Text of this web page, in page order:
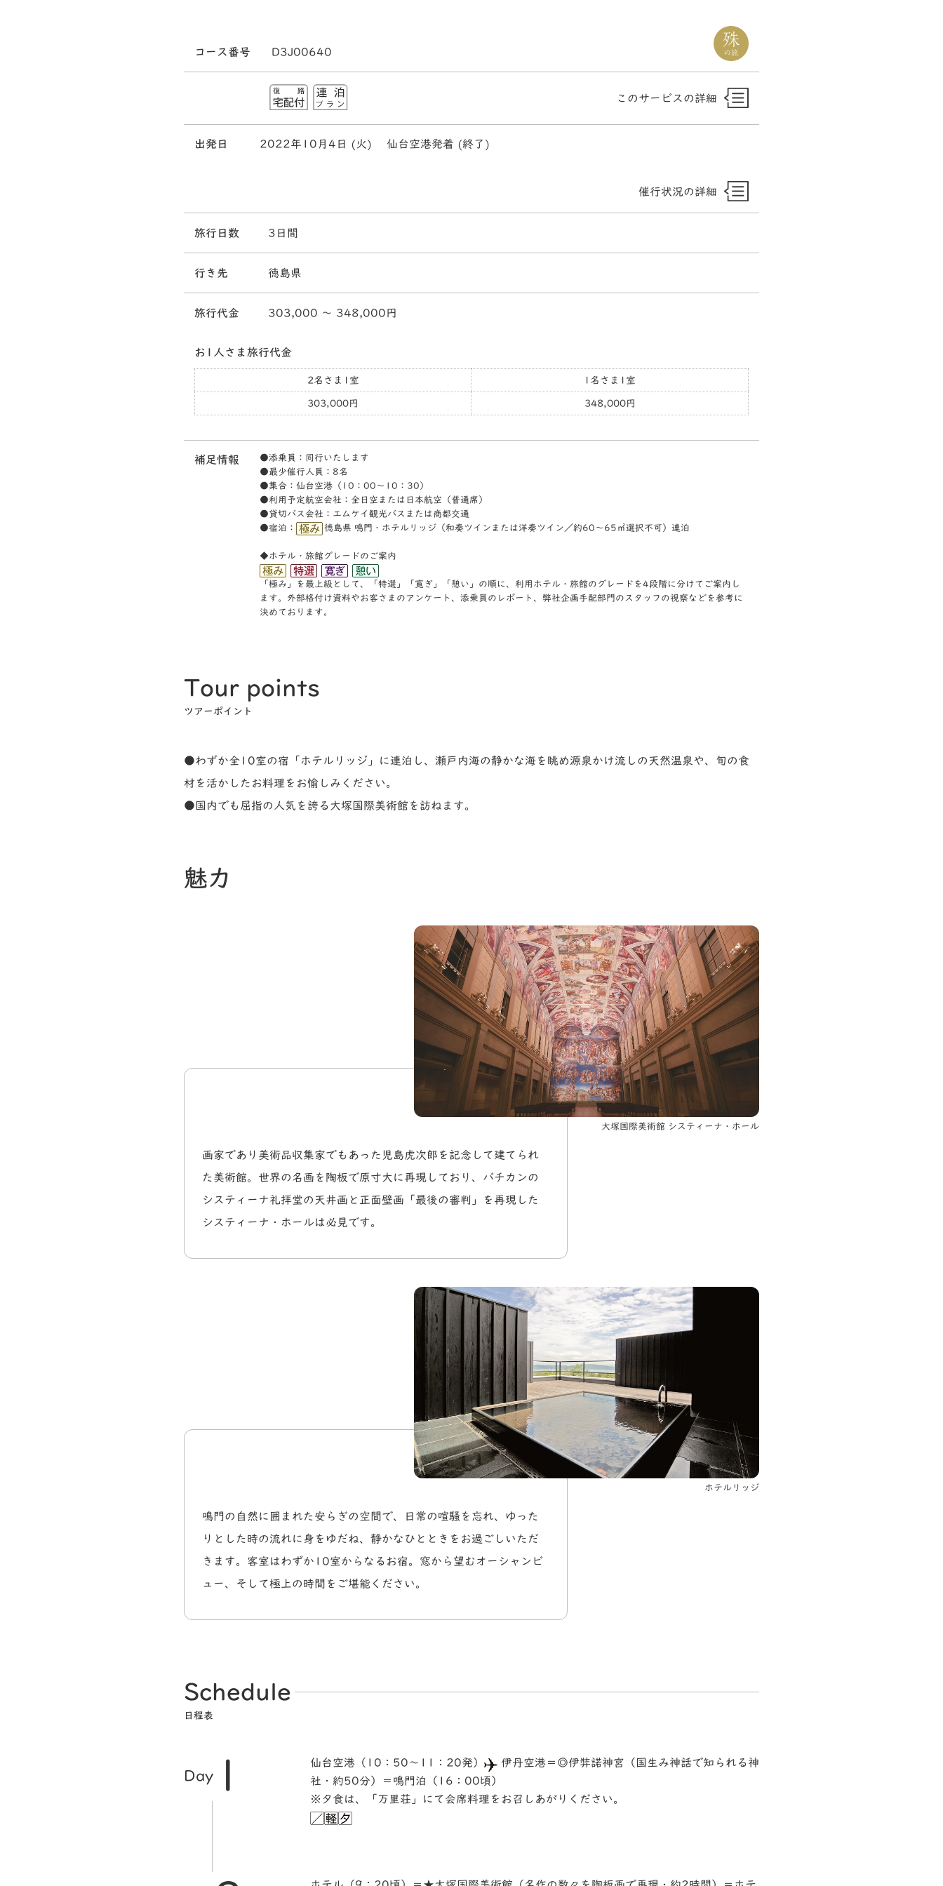
コース番号 D3J00640
このサービスの詳細
出発日 2022年10月4日 (火) 仙台空港発着 (終了)
催行状況の詳細
旅行日数 3日間
行き先 徳島県
旅行代金 303,000 〜 348,000円
お1人さま旅行代金
2名さま1室 1名さま1室
303,000円 348,000円
補足情報
●添乗員：同行いたします
●最少催行人員：8名
●集合：仙台空港（10：00～10：30）
●利用予定航空会社：全日空または日本航空（普通席）
●貸切バス会社：エムケイ観光バスまたは商都交通
●宿泊：
徳島県 鳴門・ホテルリッジ（和奏ツインまたは洋奏ツイン／約60～65㎡選択不可）連泊
◆ホテル・旅館グレードのご案内
「極み」を最上級として、「特選」「寛ぎ」「憩い」の順に、利⽤ホテル・旅館のグレードを4段階に分けてご案内し
ます。外部格付け資料やお客さまのアンケート、添乗員のレポート、弊社企画⼿配部⾨のスタッフの視察などを参考に
決めております。
Tour points
ツアーポイント
●わずか全10室の宿「ホテルリッジ」に連泊し、瀬戸内海の静かな海を眺め源泉かけ流しの天然温泉や、旬の食
材を活かしたお料理をお愉しみください。
●国内でも屈指の人気を誇る大塚国際美術館を訪ねます。
魅力
画家であり美術品収集家でもあった児島虎次郎を記念して建てられ
た美術館。世界の名画を陶板で原寸大に再現しており、バチカンの
システィーナ礼拝堂の天井画と正面壁画「最後の審判」を再現した
システィーナ・ホールは必見です。
大塚国際美術館 システィーナ・ホール
鳴門の自然に囲まれた安らぎの空間で、日常の喧騒を忘れ、ゆった
りとした時の流れに身をゆだね、静かなひとときをお過ごしいただ
きます。客室はわずか10室からなるお宿。窓から望むオーシャンビ
ュー、そして極上の時間をご堪能ください。
ホテルリッジ
Schedule
日程表
Day 1 仙台空港（10：50～11：20発）
伊丹空港＝◎伊弉諾神宮（国生み神話で知られる神
社・約50分）＝鳴門泊（16：00頃）
※夕食は、「万里荘」にて会席料理をお召しあがりください。